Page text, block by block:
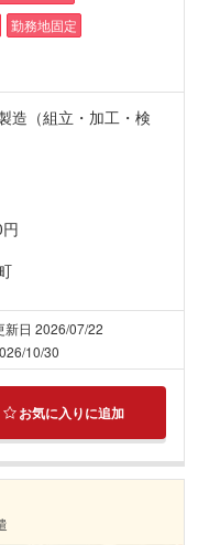
勤務地固定
造（組立・加工・検
新日 2026/07/22
10/30
お気に入りに追加